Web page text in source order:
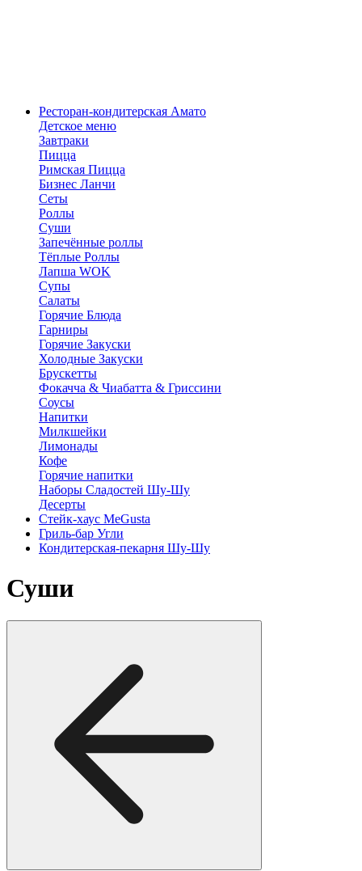
Ресторан-кондитерская Амато
Детское меню
Завтраки
Пицца
Римская Пицца
Бизнес Ланчи
Сеты
Роллы
Суши
Запечённые роллы
Тёплые Роллы
Лапша WOK
Супы
Салаты
Горячие Блюда
Гарниры
Горячие Закуски
Холодные Закуски
Брускетты
Фокачча & Чиабатта & Гриссини
Соусы
Напитки
Милкшейки
Лимонады
Кофе
Горячие напитки
Наборы Сладостей Шу-Шу
Десерты
Стейк-хаус MeGusta
Гриль-бар Угли
Кондитерская-пекарня Шу-Шу
Суши